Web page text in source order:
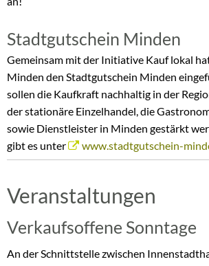
Stadtgutschein Minden
Gemeinsam mit der Initiative Kauf lokal
Minden den Stadtgutschein Minden
sollen die Kaufkraft nachhaltig in der
der stationäre Einzelhandel, die
sowie Dienstleister in Minden gestärkt
gibt es unter
www.stadtgutschein-
Veranstaltungen
Verkaufsoffene Sonntage
An der Schnittstelle zwischen